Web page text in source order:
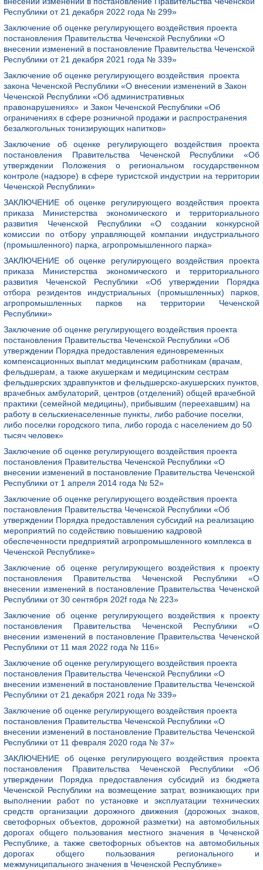
Республики от 21 декабря 2022 года № 299»
Заключение об оценке регулирующего воздействия проекта
постановления Правительства Чеченской Республики «О
внесении изменений в постановление Правительства Чеченской
Республики от 21 декабря 2021 года № 339»
Заключение об оценке регулирующего воздействия проекта
закона Чеченской Республики «О внесении изменений в Закон
Чеченской Республики «Об административных
правонарушениях» и Закон Чеченской Республики «Об
ограничениях в сфере розничной продажи и распространения
безалкогольных тонизирующих напитков»
Заключение об оценке регулирующего воздействия проекта
постановления Правительства Чеченской Республики «Об
утверждении Положения о региональном государственном
контроле (надзоре) в сфере туристской индустрии на территории
Чеченской Республики»
ЗАКЛЮЧЕНИЕ об оценке регулирующего воздействия проекта
приказа Министерства экономического и территориального
развития Чеченской Республики «О создании конкурсной
комиссии по отбору управляющей компании индустриального
(промышленного) парка, агропромышленного парка»
ЗАКЛЮЧЕНИЕ об оценке регулирующего воздействия проекта
приказа Министерства экономического и территориального
развития Чеченской Республики «Об утверждении Порядка
отбора резидентов индустриальных (промышленных) парков,
агропромышленных парков на территории Чеченской
Республики»
Заключение об оценке регулирующего воздействия проекта
постановления Правительства Чеченской Республики «Об
утверждении Порядка предоставления единовременных
компенсационных выплат медицинским работникам (врачам,
фельдшерам, а также акушеркам и медицинским сестрам
фельдшерских здравпунктов и фельдшерско-акушерских пунктов,
врачебных амбулаторий, центров (отделений) общей врачебной
практики (семейной медицины), прибывшим (переехавшим) на
работу в сельскиенаселенные пункты, либо рабочие поселки,
либо поселки городского типа, либо города с населением до 50
тысяч человек»
Заключение об оценке регулирующего воздействия проекта
постановления Правительства Чеченской Республики «О
внесении изменений в постановление Правительства Чеченской
Республики от 1 апреля 2014 года № 52»
Заключение об оценке регулирующего воздействия проекта
постановления Правительства Чеченской Республики «Об
утверждении Порядка предоставления субсидий на реализацию
мероприятий по содействию повышению кадровой
обеспеченности предприятий агропромышленного комплекса в
Чеченской Республике»
Заключение об оценке регулирующего воздействия к проекту
постановления Правительства Чеченской Республики «О
внесении изменений в постановление Правительства Чеченской
Республики от 30 сентября 202f года № 223»
Заключение об оценке регулирующего воздействия к проекту
постановления Правительства Чеченской Республики «О
внесении изменений в постановление Правительства Чеченской
Республики от 11 мая 2022 года № 116»
Заключение об оценке регулирующего воздействия проекта
постановления Правительства Чеченской Республики «О
внесении изменений в постановление Правительства Чеченской
Республики от 21 декабря 2021 года № 339»
Заключение об оценке регулирующего воздействия проекта
постановления Правительства Чеченской Республики «О
внесении изменений в постановление Правительства Чеченской
Республики от 11 февраля 2020 года № 37»
ЗАКЛЮЧЕНИЕ об оценке регулирующего воздействия проекта
постановления Правительства Чеченской Республики «Об
утверждении Порядка предоставления субсидий из бюджета
Чеченской Республики на возмещение затрат, возникающих при
выполнении работ по установке и эксплуатации технических
средств организации дорожного движения (дорожных знаков,
светофорных объектов, дорожной разметки) на автомобильных
дорогах общего пользования местного значения в Чеченской
Республике, а также светофорных объектов на автомобильных
дорогах общего пользования регионального и
межмуниципального значения в Чеченской Республике»